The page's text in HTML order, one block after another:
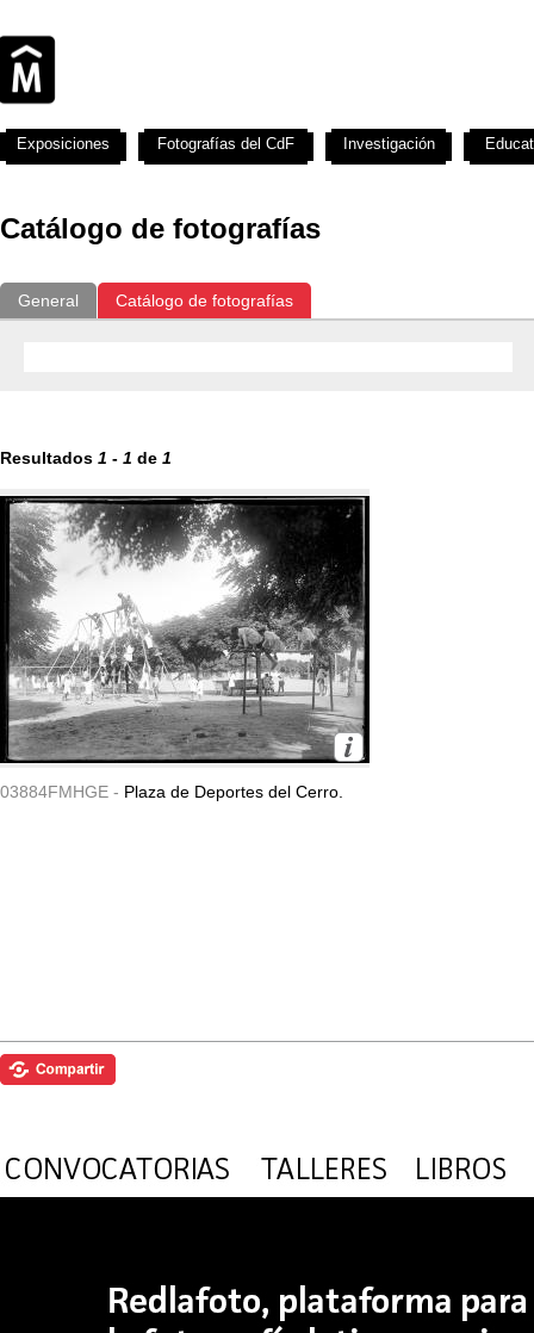
Catálogo de fotografías
General Catálogo de fotografías
Resultados 1 - 1 de 1
03884FMHGE - Plaza de Deportes del Cerro.
Exposiciones Fotografías del CdF Investigación